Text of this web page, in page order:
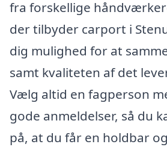
fra forskellige
der tilbyder carport i
dig mulighed for at
samt kvaliteten af det
Vælg altid en fagperson
gode anmeldelser, så du
på, at du får en holdbar